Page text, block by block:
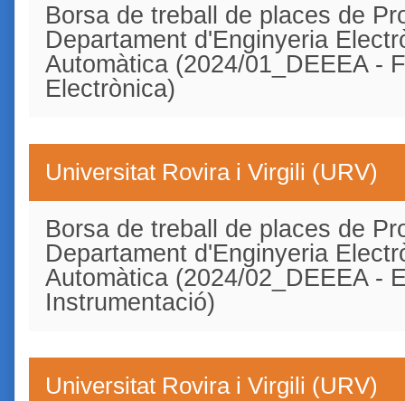
Borsa de treball de places de
Departament d'Enginyeria
Automàtica (2024/01_DEEEA -
Electrònica)
Universitat Rovira i Virgili (URV)
Borsa de treball de places de
Departament d'Enginyeria
Automàtica (2024/02_DEEEA -
Instrumentació)
Universitat Rovira i Virgili (URV)